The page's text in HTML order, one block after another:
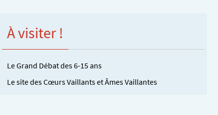
À visiter !
Le Grand Débat des 6-15 ans
Le site des Cœurs Vaillants et Âmes Vaillantes